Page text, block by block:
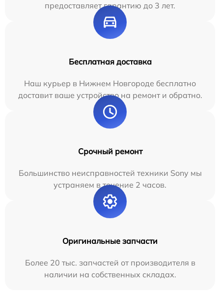
предоставляет гарантию до 3 лет.
Бесплатная доставка
Наш курьер в Нижнем Новгороде бесплатно
доставит ваше устройство на ремонт и обратно.
Срочный ремонт
Большинство неисправностей техники Sony мы
устраняем в течение 2 часов.
Оригинальные запчасти
Более 20 тыс. запчастей от производителя в
наличии на собственных складах.